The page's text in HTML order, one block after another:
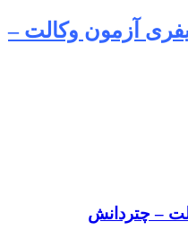
آزمون وکالت –